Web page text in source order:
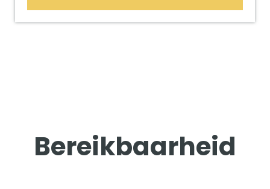
Bereikbaarheid